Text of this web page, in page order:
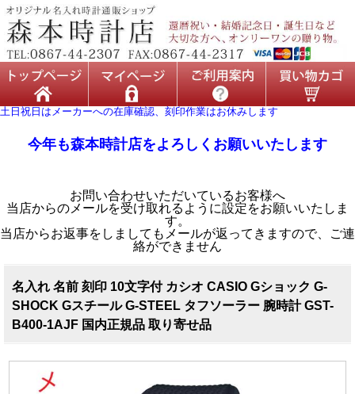
土日祝日はメーカーへの在庫確認、刻印作業はお休みします
今年も森本時計店をよろしくお願いいたします
お問い合わせいただいているお客様へ
当店からのメールを受け取れるように設定をお願いいたしま
す。
当店からお返事をしましてもメールが返ってきますので、ご連
絡ができません
名入れ 名前 刻印 10文字付 カシオ CASIO Gショック G-
SHOCK Gスチール G-STEEL タフソーラー 腕時計 GST-
B400-1AJF 国内正規品 取り寄せ品